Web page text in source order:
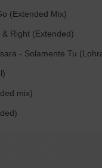
(Extended Mix)
Right (Extended)
- Solamente Tu
mix)